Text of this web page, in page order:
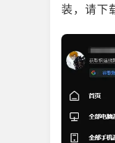
装，请下